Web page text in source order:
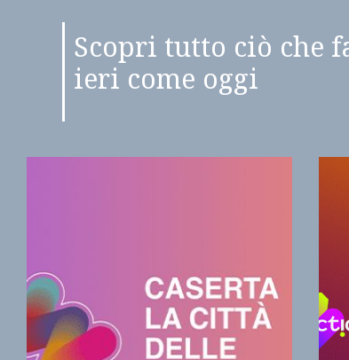
Scopri tutto ciò che
ieri come oggi